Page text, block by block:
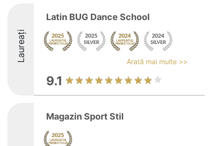
Laureați
Latin BUG Dance School
Arată mai multe >>
9.1
Magazin Sport Stil